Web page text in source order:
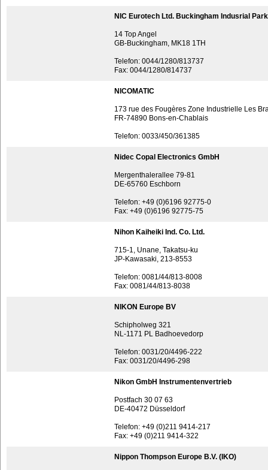
NIC Eurotech Ltd. Buckingham Indusrial Park
14 Top Angel
GB-Buckingham, MK18 1TH
Telefon: 0044/1280/813737
Fax: 0044/1280/814737
NICOMATIC
173 rue des Fougères Zone Industrielle Les
FR-74890 Bons-en-Chablais
Telefon: 0033/450/361385
Nidec Copal Electronics GmbH
Mergenthalerallee 79-81
DE-65760 Eschborn
Telefon: +49 (0)6196 92775-0
Fax: +49 (0)6196 92775-75
Nihon Kaiheiki Ind. Co. Ltd.
715-1, Unane, Takatsu-ku
JP-Kawasaki, 213-8553
Telefon: 0081/44/813-8008
Fax: 0081/44/813-8038
NIKON Europe BV
Schipholweg 321
NL-1171 PL Badhoevedorp
Telefon: 0031/20/4496-222
Fax: 0031/20/4496-298
Nikon GmbH Instrumentenvertrieb
Postfach 30 07 63
DE-40472 Düsseldorf
Telefon: +49 (0)211 9414-217
Fax: +49 (0)211 9414-322
Nippon Thompson Europe B.V. (IKO)